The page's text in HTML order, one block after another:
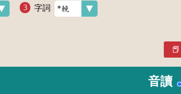
字詞
音讀